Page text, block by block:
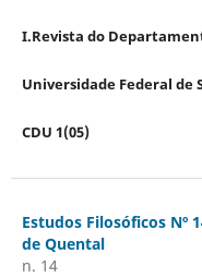
I.Revista do
Universidade Federal de
CDU 1(05)
Estudos Filosóficos Nº
de Quental
n. 14